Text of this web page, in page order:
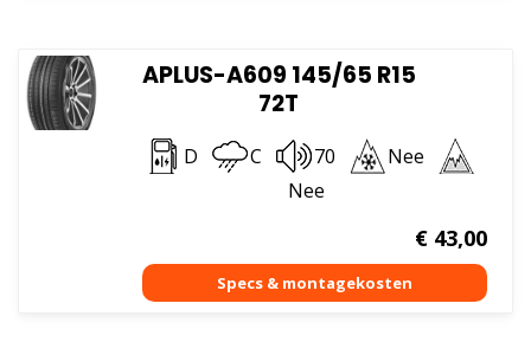
APLUS-A609 145/65 R15
72T
D C 70
Nee
Nee
€43,00